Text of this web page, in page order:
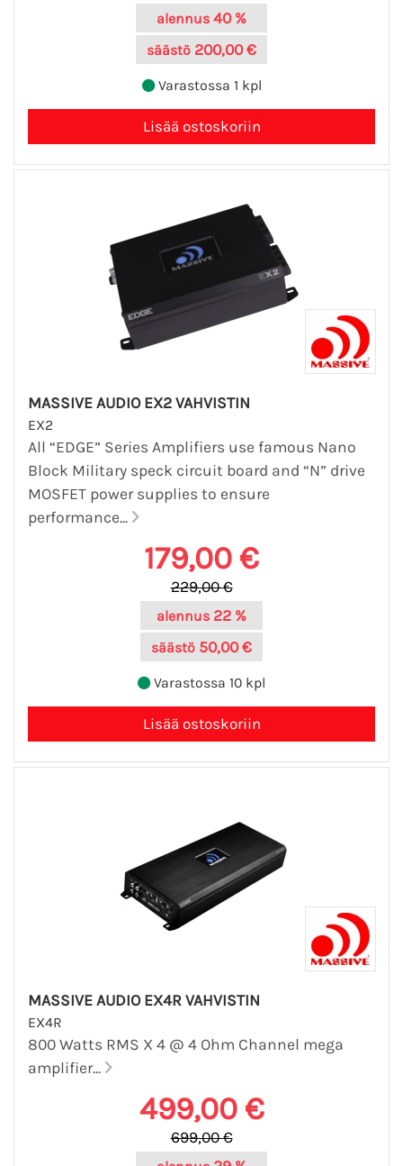
alennus 40 %
säästö 200,00 €
Varastossa 1 kpl
MASSIVE AUDIO EX2 VAHVISTIN
EX2
All “EDGE” Series Amplifiers use famous Nano
Block Military speck circuit board and “N” drive
MOSFET power supplies to ensure
performance...
179,00 €
229,00 €
alennus 22 %
säästö 50,00 €
Varastossa 10 kpl
MASSIVE AUDIO EX4R VAHVISTIN
EX4R
800 Watts RMS X 4 @ 4 Ohm Channel mega
amplifier...
499,00 €
699,00 €